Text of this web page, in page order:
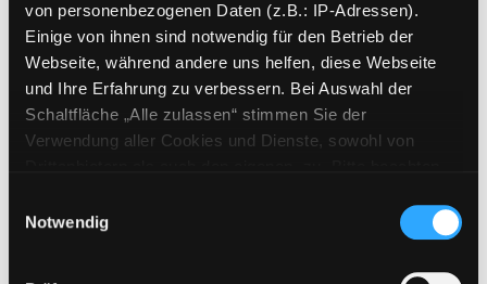
von personenbezogenen Daten (z.B.: IP-Adressen).
Einige von ihnen sind notwendig für den Betrieb der
Webseite, während andere uns helfen, diese Webseite
und Ihre Erfahrung zu verbessern. Bei Auswahl der
Schaltfläche „Alle zulassen“ stimmen Sie der
Verwendung aller Cookies und Dienste, sowohl von
Cookies von Drittanbietern, eine Verarbeitung in
unsicheren Drittländern (Länder außerhalb des EWR
ohne adäquates Datenschutzniveau) stattfinden kann. In
Notwendig
Exemplar-Details von Jetzt fängt das schöne
Mediengruppe:Sachbuch
Jetzt fängt das schöne
Frühjahr an ...
kleine Aktivierungen für Frühling
und Ostern ; Kunterbunte
Suche nach diesem